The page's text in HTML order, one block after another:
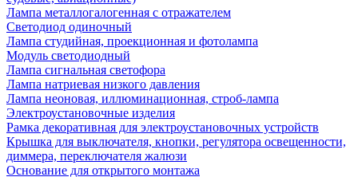
Лампа металлогалогенная с отражателем
Светодиод одиночный
Лампа студийная, проекционная и фотолампа
Модуль светодиодный
Лампа сигнальная светофора
Лампа натриевая низкого давления
Лампа неоновая, иллюминационная, строб-лампа
Электроустановочные изделия
Рамка декоративная для электроустановочных устройств
Крышка для выключателя, кнопки, регулятора освещенности,
диммера, переключателя жалюзи
Основание для открытого монтажа